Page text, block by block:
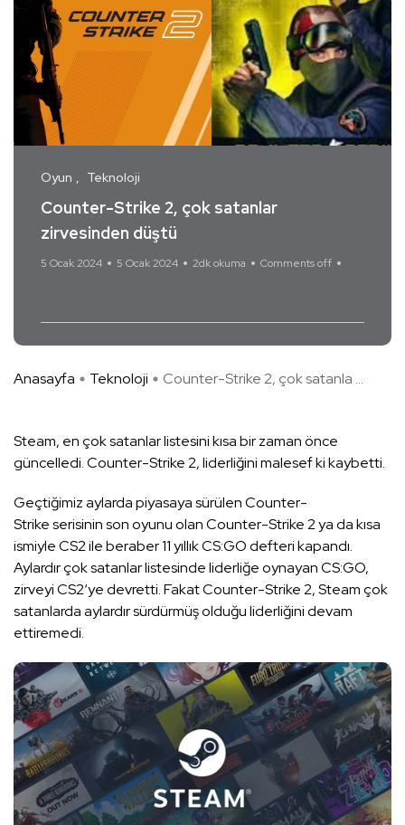
Oyun Teknoloji
Counter-Strike 2, çok satanlar
zirvesinden düştü
5 Ocak 2024 5 Ocak 2024 2dk okuma Comments off
Anasayfa Teknoloji Counter-Strike 2, çok satanla ...
Steam, en çok satanlar listesini kısa bir zaman önce
güncelledi. Counter-Strike 2, liderliğini malesef ki kaybetti.
Geçtiğimiz aylarda piyasaya sürülen Counter-
Strike serisinin son oyunu olan Counter-Strike 2 ya da kısa
ismiyle CS2 ile beraber 11 yıllık CS:GO defteri kapandı.
Aylardır çok satanlar listesinde liderliğe oynayan CS:GO,
zirveyi CS2‘ye devretti. Fakat Counter-Strike 2, Steam çok
satanlarda aylardır sürdürmüş olduğu liderliğini devam
ettiremedi.